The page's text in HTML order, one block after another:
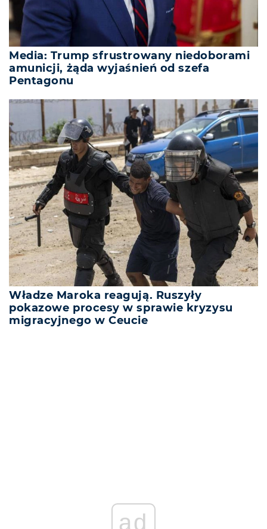
Media: Trump sfrustrowany niedoborami
amunicji, żąda wyjaśnień od szefa
Pentagonu
Władze Maroka reagują. Ruszyły
pokazowe procesy w sprawie kryzysu
migracyjnego w Ceucie